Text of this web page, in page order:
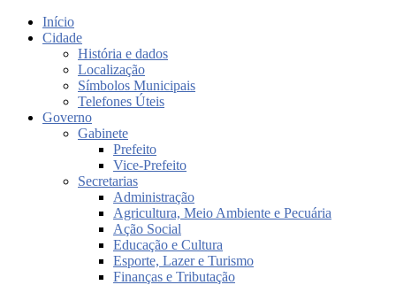
Início
Cidade
História e dados
Localização
Símbolos Municipais
Telefones Úteis
Governo
Gabinete
Prefeito
Vice-Prefeito
Secretarias
Administração
Agricultura, Meio Ambiente e Pecuária
Ação Social
Educação e Cultura
Esporte, Lazer e Turismo
Finanças e Tributação